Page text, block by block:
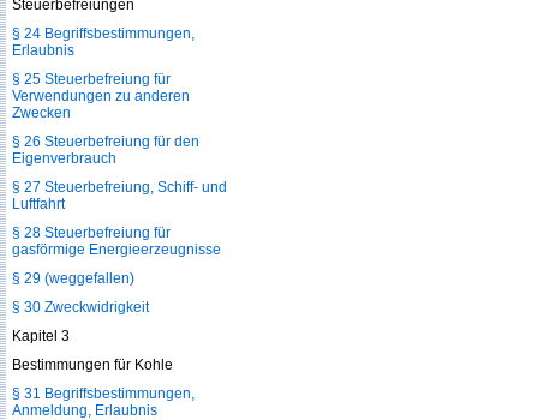
Steuerbefreiungen
§ 24 Begriffsbestimmungen,
Erlaubnis
§ 25 Steuerbefreiung für
Verwendungen zu anderen
Zwecken
§ 26 Steuerbefreiung für den
Eigenverbrauch
§ 27 Steuerbefreiung, Schiff- und
Luftfahrt
§ 28 Steuerbefreiung für
gasförmige Energieerzeugnisse
§ 29 (weggefallen)
§ 30 Zweckwidrigkeit
Kapitel 3
Bestimmungen für Kohle
§ 31 Begriffsbestimmungen,
Anmeldung, Erlaubnis